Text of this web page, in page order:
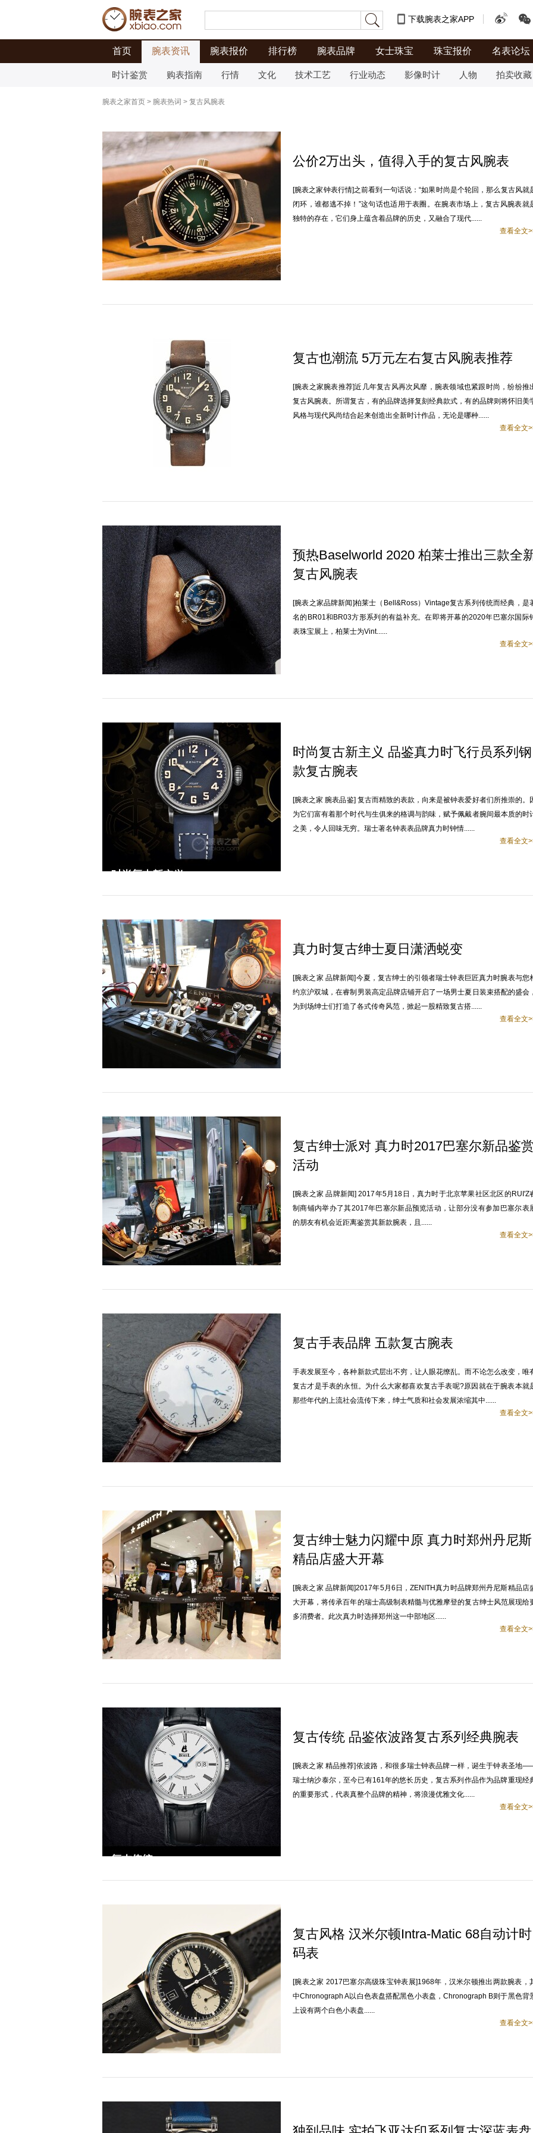
下载腕表之家APP
首页 腕表资讯 腕表报价 排行榜 腕表品牌 女士珠宝 珠宝报价 名表论坛
时计鉴赏 购表指南 行情 文化 技术工艺 行业动态 影像时计 人物 拍卖收藏
腕表之家首页 > 腕表热词 > 复古风腕表
公价2万出头，值得入手的复古风腕表
[腕表之家钟表行情]之前看到一句话说：“如果时尚是个轮回，那么复古风就
闭环，谁都逃不掉！”这句话也适用于表圈。在腕表市场上，复古风腕表就
独特的存在，它们身上蕴含着品牌的历史，又融合了现代......
查看全文
复古也潮流 5万元左右复古风腕表推荐
[腕表之家腕表推荐]近几年复古风再次风靡，腕表领域也紧跟时尚，纷纷推
复古风腕表。所谓复古，有的品牌选择复刻经典款式，有的品牌则将怀旧美
风格与现代风尚结合起来创造出全新时计作品，无论是哪种......
查看全文
预热Baselworld 2020 柏莱士推出三款全
复古风腕表
[腕表之家品牌新闻]柏莱士（Bell&Ross）Vintage复古系列传统而经典，是
名的BR01和BR03方形系列的有益补充。在即将开幕的2020年巴塞尔国际
表珠宝展上，柏莱士为Vint......
查看全文
时尚复古新主义 品鉴真力时飞行员系列钢
款复古腕表
[腕表之家 腕表品鉴] 复古而精致的表款，向来是被钟表爱好者们所推崇的。
为它们富有着那个时代与生俱来的格调与韵味，赋予佩戴者腕间最本质的时
之美，令人回味无穷。瑞士著名钟表表品牌真力时钟情......
查看全文
真力时复古绅士夏日潇洒蜕变
[腕表之家 品牌新闻]今夏，复古绅士的引领者瑞士钟表巨匠真力时腕表与您
约京沪双城，在睿制男装高定品牌店铺开启了一场男士夏日装束搭配的盛会，
为到场绅士们打造了各式传奇风范，掀起一股精致复古搭......
查看全文
复古绅士派对 真力时2017巴塞尔新品鉴赏
活动
[腕表之家 品牌新闻] 2017年5月18日，真力时于北京苹果社区北区的RUI'Z
制商铺内举办了其2017年巴塞尔新品预览活动，让部分没有参加巴塞尔表
的朋友有机会近距离鉴赏其新款腕表，且......
查看全文
复古手表品牌 五款复古腕表
手表发展至今，各种新款式层出不穷，让人眼花缭乱。而不论怎么改变，唯
复古才是手表的永恒。为什么大家都喜欢复古手表呢?原因就在于腕表本就
那些年代的上流社会流传下来，绅士气质和社会发展浓缩其中......
查看全文
复古绅士魅力闪耀中原 真力时郑州丹尼斯
精品店盛大开幕
[腕表之家 品牌新闻]2017年5月6日，ZENITH真力时品牌郑州丹尼斯精品店
大开幕，将传承百年的瑞士高级制表精髓与优雅摩登的复古绅士风范展现给
多消费者。此次真力时选择郑州这一中部地区......
查看全文
复古传统 品鉴依波路复古系列经典腕表
[腕表之家 精品推荐]依波路，和很多瑞士钟表品牌一样，诞生于钟表圣地
瑞士纳沙泰尔，至今已有161年的悠长历史，复古系列作品作为品牌重现经
的重要形式，代表真整个品牌的精神，将浪漫优雅文化......
查看全文
复古风格 汉米尔顿Intra-Matic 68自动计时
码表
[腕表之家 2017巴塞尔高级珠宝钟表展]1968年，汉米尔顿推出两款腕表，
中Chronograph A以白色表盘搭配黑色小表盘，Chronograph B则于黑色背
上设有两个白色小表盘......
查看全文